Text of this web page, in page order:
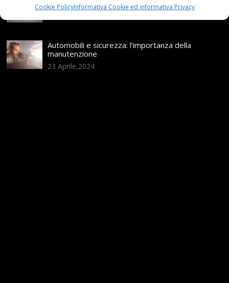
Cookie PolicyInformativa Cookie ed informativa Privacy
24 Novembre,2024
Automobili e sicurezza: l’importanza della
manutenzione
23 Aprile,2024